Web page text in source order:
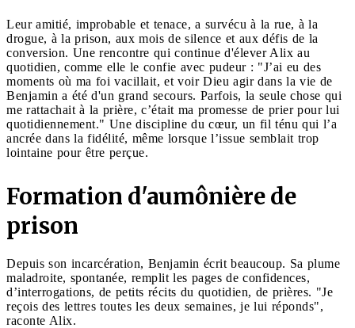
Leur amitié, improbable et tenace, a survécu à la rue, à la
drogue, à la prison, aux mois de silence et aux défis de la
conversion. Une rencontre qui continue d'élever Alix au
quotidien, comme elle le confie avec pudeur : "J’ai eu des
moments où ma foi vacillait, et voir Dieu agir dans la vie de
Benjamin a été d'un grand secours. Parfois, la seule chose qui
me rattachait à la prière, c’était ma promesse de prier pour lui
quotidiennement." Une discipline du cœur, un fil ténu qui l’a
ancrée dans la fidélité, même lorsque l’issue semblait trop
lointaine pour être perçue.
Formation d'aumônière de
prison
Depuis son incarcération, Benjamin écrit beaucoup. Sa plume
maladroite, spontanée, remplit les pages de confidences,
d’interrogations, de petits récits du quotidien, de prières. "Je
reçois des lettres toutes les deux semaines, je lui réponds",
raconte Alix.